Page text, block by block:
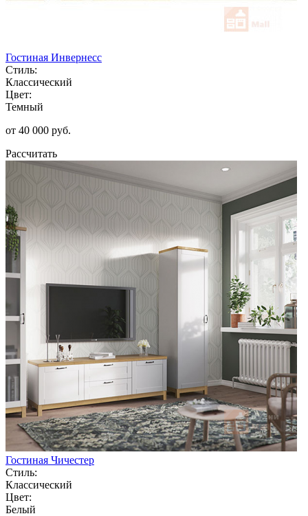
Гостиная Инвернесс
Стиль:
Классический
Цвет:
Темный
от 40 000 руб.
Рассчитать
Гостиная Чичестер
Стиль:
Классический
Цвет:
Белый